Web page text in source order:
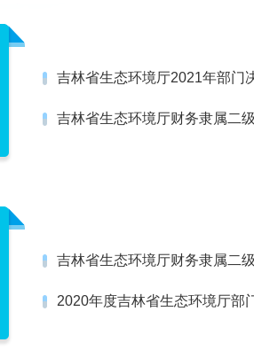
吉林省生态环境厅2021年部门
吉林省生态环境厅财务隶属二
吉林省生态环境厅财务隶属二
2020年度吉林省生态环境厅部